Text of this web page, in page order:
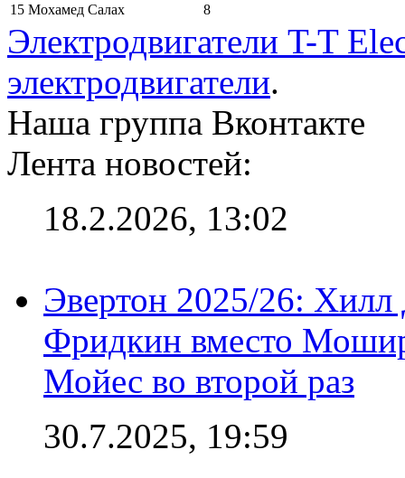
15 Мохамед Салах 8
Электродвигатели T-T
электродвигатели.
Наша группа Вконтакте
Лента новостей:
18.2.2026, 13:02
Эвертон 2025/26:
Фридкин вместо
Мойес во второй раз
30.7.2025, 19:59